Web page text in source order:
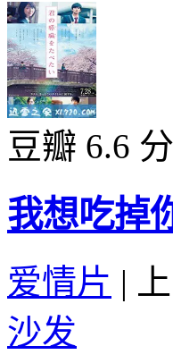
豆瓣 6.6 分
我想吃掉
爱情片 |
沙发